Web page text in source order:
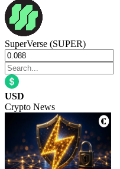
SuperVerse (SUPER)
USD
Crypto News